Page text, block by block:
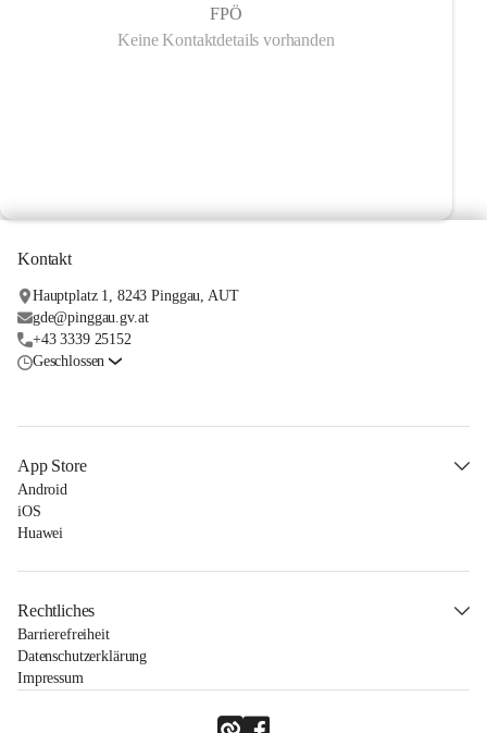
FPÖ
Keine Kontaktdetails vorhanden
Kontakt
Hauptplatz 1, 8243 Pinggau, AUT
gde@pinggau.gv.at
+43 3339 25152
Geschlossen
App Store
Android
iOS
Huawei
Rechtliches
Barrierefreiheit
Datenschutzerklärung
Impressum